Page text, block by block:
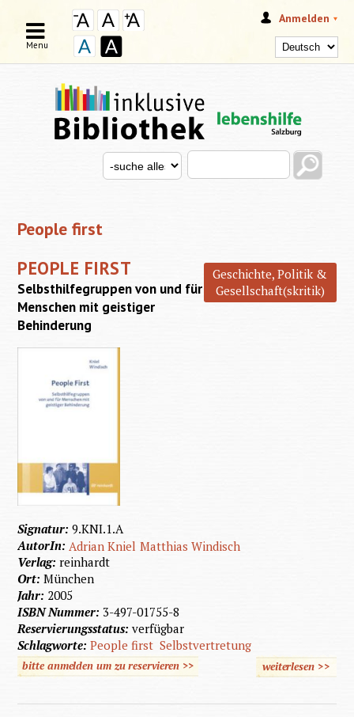
Anmelden
SUCHFORMULAR
Search this site
Search for
Menu
People first
PEOPLE FIRST
Geschichte, Politik &
Gesellschaft(skritik)
Selbsthilfegruppen von und für
Menschen mit geistiger
Behinderung
Signatur:9.KNI.1.A
AutorIn: Adrian Kniel Matthias Windisch
Verlag:reinhardt
Ort:München
Jahr: 2005
ISBN Nummer: 3-497-01755-8
Reservierungsstatus:verfügbar
Schlagworte:People first Selbstvertretung
bitte anmelden um zu reservieren >> weiterlesen
über
>>